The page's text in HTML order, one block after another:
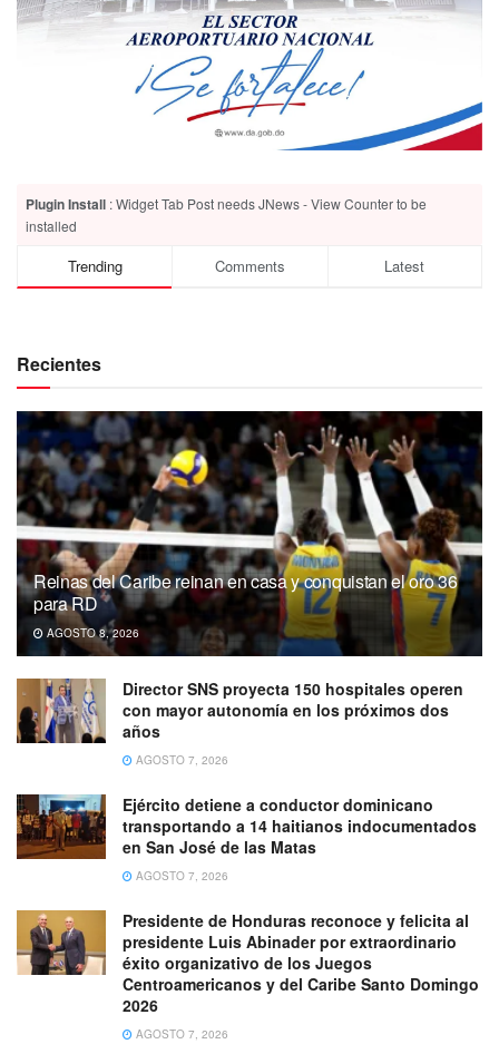
Plugin Install : Widget Tab Post needs JNews - View Counter to be
installed
Trending Comments Latest
Recientes
Reinas del Caribe reinan en casa y conquistan el oro 36
para RD
AGOSTO 8, 2026
Director SNS proyecta 150 hospitales operen
con mayor autonomía en los próximos dos
años
AGOSTO 7, 2026
Ejército detiene a conductor dominicano
transportando a 14 haitianos indocumentados
en San José de las Matas
AGOSTO 7, 2026
Presidente de Honduras reconoce y felicita al
presidente Luis Abinader por extraordinario
éxito organizativo de los Juegos
Centroamericanos y del Caribe Santo Domingo
2026
AGOSTO 7, 2026